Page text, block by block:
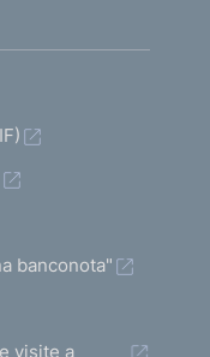
banconota"
visite a